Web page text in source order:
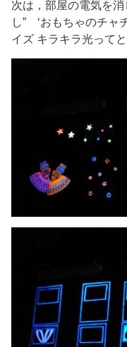
次は，部屋の電気を消
し” ‘おもちゃのチャ
イズ キラキラ光って